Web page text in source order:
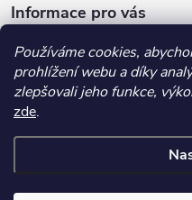
Používáme cookies,
prohlížení webu a díky
zlepšovali jeho funkce,
zde.
Informace pro vás
DOKUCH.cz
Recepty